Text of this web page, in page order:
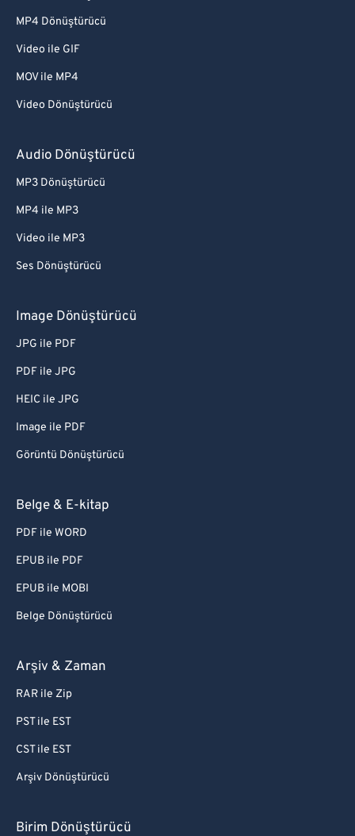
MP4 Dönüştürücü
Video ile GIF
MOV ile MP4
Video Dönüştürücü
Audio Dönüştürücü
MP3 Dönüştürücü
MP4 ile MP3
Video ile MP3
Ses Dönüştürücü
Image Dönüştürücü
JPG ile PDF
PDF ile JPG
HEIC ile JPG
Image ile PDF
Görüntü Dönüştürücü
Belge & E-kitap
PDF ile WORD
EPUB ile PDF
EPUB ile MOBI
Belge Dönüştürücü
Arşiv & Zaman
RAR ile Zip
PST ile EST
CST ile EST
Arşiv Dönüştürücü
Birim Dönüştürücü